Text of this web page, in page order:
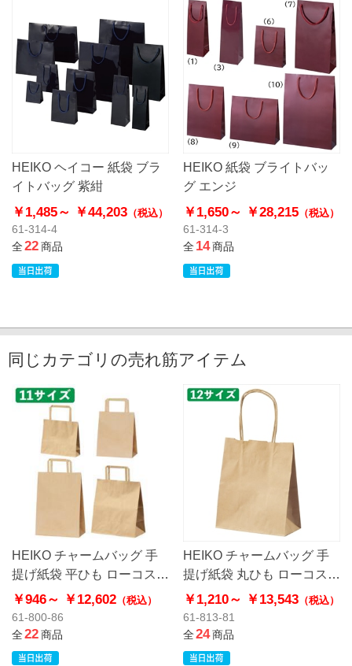
HEIKO ヘイコー 紙袋 ブラ
イトバッグ 紫紺
￥1,485～ ￥44,203 （税込）
61-314-4
全22商品
HEIKO 紙袋 ブライトバッ
グ エンジ
￥1,650～ ￥28,215（税込）
61-314-3
全14商品
同じカテゴリの売れ筋アイテム
HEIKO チャームバッグ 手
提げ紙袋 平ひも ローコスト
タイプ 茶無地
￥946～ ￥12,602 （税込）
61-800-86
全22商品
HEIKO チャームバッグ 手
提げ紙袋 丸ひも ローコスト
タイプ 茶無地
￥1,210～ ￥13,543（税込）
61-813-81
全24商品